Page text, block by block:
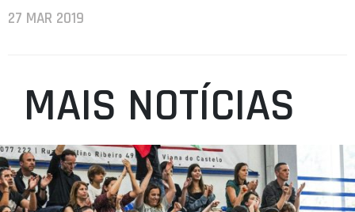
27 MAR 2019
MAIS NOTÍCIAS